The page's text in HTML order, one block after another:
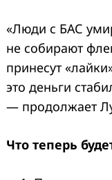
«Люди с БАС
не собирают
принесут
это деньги
— продолжает
Что теперь